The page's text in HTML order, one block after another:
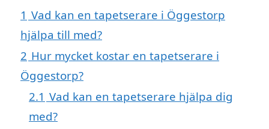
1 Vad kan en tapetserare i Öggestorp
hjälpa till med?
2 Hur mycket kostar en tapetserare i
Öggestorp?
2.1 Vad kan en tapetserare hjälpa dig
med?